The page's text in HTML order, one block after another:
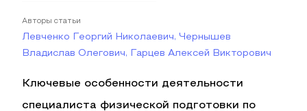
Авторы статьи
Левченко Георгий Николаевич, Чернышев
Владислав Олегович, Гарцев Алексей Викторович
Ключевые особенности деятельности
специалиста физической подготовки по